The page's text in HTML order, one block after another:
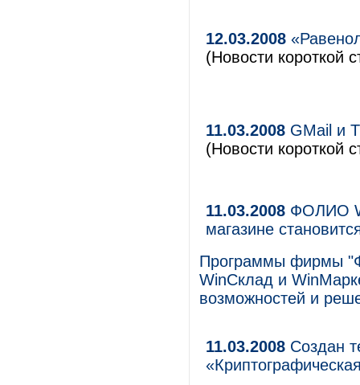
12.03.2008
(Новости короткой
11.03.2008 GMail и
(Новости короткой
11.03.2008 ФОЛИО
магазине
Программы фирмы
WinСклад и
возможностей и
11.03.2008 Создан